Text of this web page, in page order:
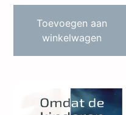
Toevoegen aan
winkelwagen